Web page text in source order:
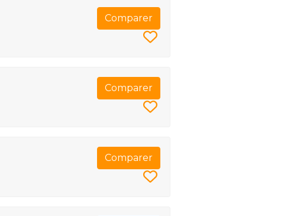
Comparer
Comparer
Comparer